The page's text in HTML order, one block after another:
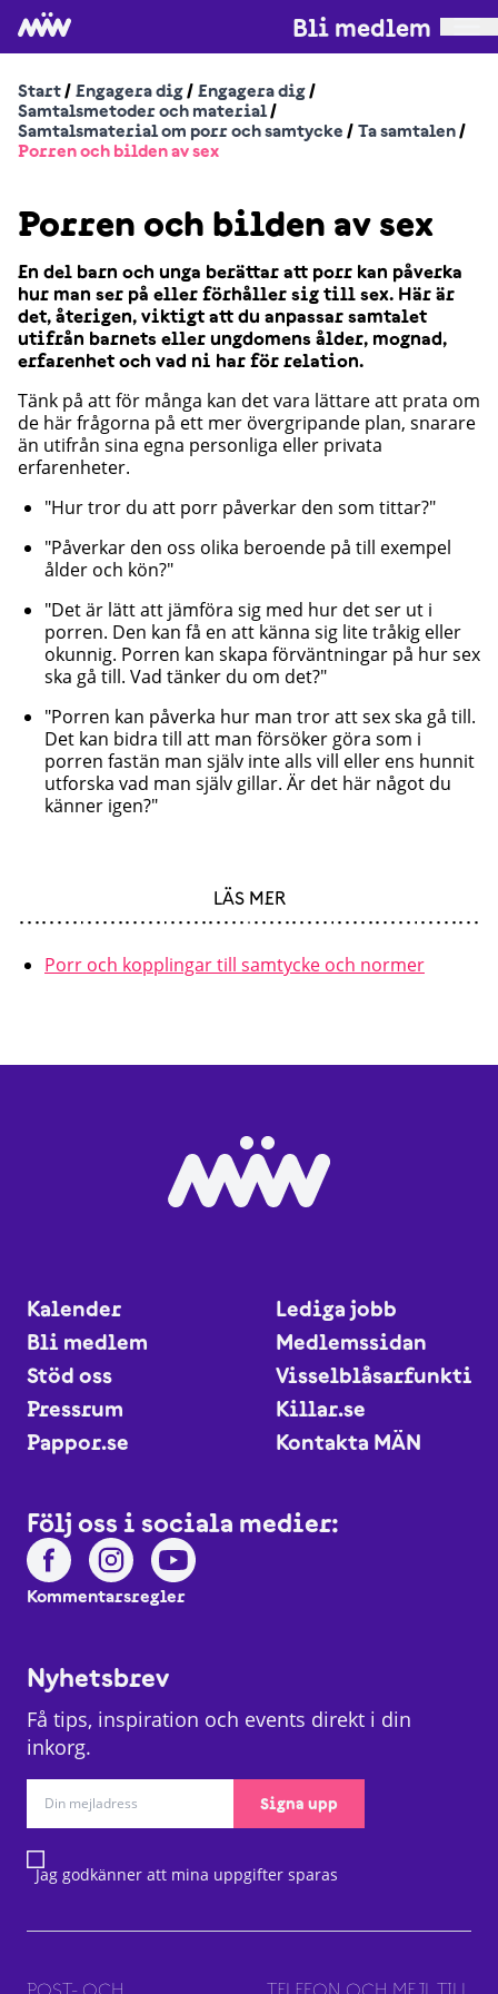
Bli medlem
Start/ Engagera dig/ Engagera dig/
Samtalsmetoder och material/
Samtalsmaterial om porr och samtycke / Ta samtalen/
Porren och bilden av sex
Porren och bilden av sex
En del barn och unga berättar att porr kan påverka
hur man ser på eller förhåller sig till sex. Här är
det, återigen, viktigt att du anpassar samtalet
utifrån barnets eller ungdomens ålder, mognad,
erfarenhet och vad ni har för relation.
Tänk på att för många kan det vara lättare att prata om
de här frågorna på ett mer övergripande plan, snarare
än utifrån sina egna personliga eller privata
erfarenheter.
"Hur tror du att porr påverkar den som tittar?"
"Påverkar den oss olika beroende på till exempel
ålder och kön?"
"Det är lätt att jämföra sig med hur det ser ut i
porren. Den kan få en att känna sig lite tråkig eller
okunnig. Porren kan skapa förväntningar på hur sex
ska gå till. Vad tänker du om det?"
"Porren kan påverka hur man tror att sex ska gå till.
Det kan bidra till att man försöker göra som i
porren fastän man själv inte alls vill eller ens hunnit
utforska vad man själv gillar. Är det här något du
känner igen?"
LÄS MER
Porr och kopplingar till samtycke och normer
Kalender
Lediga jobb
Bli medlem
Medlemssidan
Stöd oss
Visselblåsarfunktion
Pressrum
Killar.se
Pappor.se
Kontakta MÄN
Följ oss i sociala medier:
Kommentarsregler
Nyhetsbrev
Få tips, inspiration och events direkt i din
inkorg.
Signa upp
Jag godkänner att mina uppgifter sparas